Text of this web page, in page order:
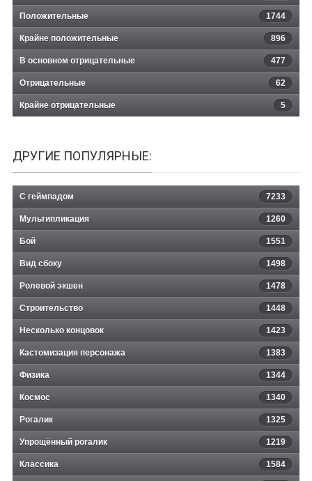
Положительные 1744
Крайне положительные 896
В основном отрицательные 477
Отрицательные 62
Крайне отрицательные 5
ДРУГИЕ ПОПУЛЯРНЫЕ:
С геймпадом 7233
Мультипликация 1260
Бой 1551
Вид сбоку 1498
Ролевой экшен 1478
Строительство 1448
Несколько концовок 1423
Кастомизация персонажа 1383
Физика 1344
Космос 1340
Рогалик 1325
Упрощённый рогалик 1219
Классика 1584